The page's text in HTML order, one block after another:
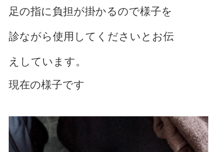
足の指に負担が掛かるので様子を
診ながら使用してくださいとお伝
えしています。
現在の様子です